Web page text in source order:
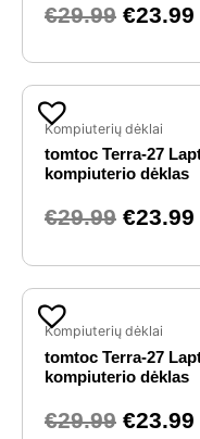
€29.99 €23.99
Kompiuterių dėklai
tomtoc Terra-27
kompiuterio dėklas
€29.99
price
was:
€29.99.
€23.99
Kompiuterių dėklai
tomtoc Terra-27
kompiuterio dėklas
€29.99
price
was:
€29.99.
€23.99